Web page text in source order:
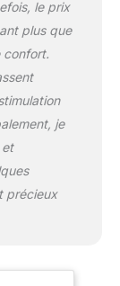
leur
ses
qu’il
le prix
plus que
confort.
je
précieux